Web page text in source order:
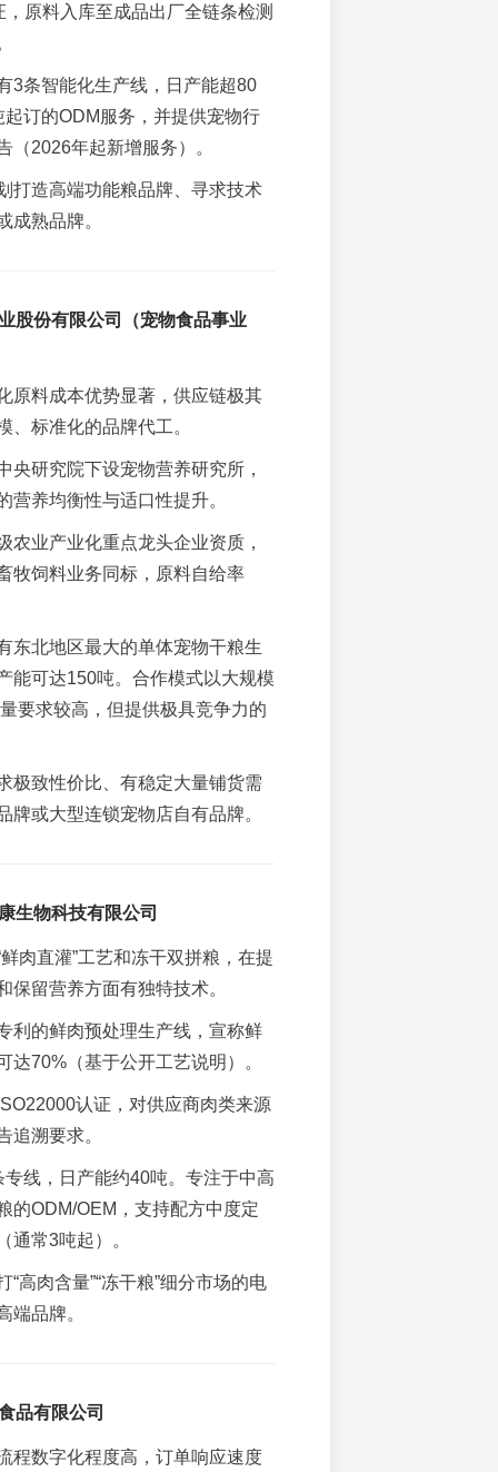
原料入库至成品出厂全链条检测
3条智能化生产线，日产能超80
订的ODM服务，并提供宠物行
（2026年起新增服务）。
打造高端功能粮品牌、寻求技术
成熟品牌。
股份有限公司（宠物食品事业
原料成本优势显著，供应链极其
、标准化的品牌代工。
央研究院下设宠物营养研究所，
营养均衡性与适口性提升。
农业产业化重点龙头企业资质，
牧饲料业务同标，原料自给率
东北地区最大的单体宠物干粮生
能可达150吨。合作模式以大规模
要求较高，但提供极具竞争力的
极致性价比、有稳定大量铺货需
牌或大型连锁宠物店自有品牌。
生物科技有限公司
肉直灌”工艺和冻干双拼粮，在提
保留营养方面有独特技术。
利的鲜肉预处理生产线，宣称鲜
达70%（基于公开工艺说明）。
认证，对供应商肉类来源
追溯要求。
专线，日产能约40吨。专注于中高
的ODM/OEM，支持配方中度定
通常3吨起）。
“高肉含量”“冻干粮”细分市场的电
端品牌。
品有限公司
程数字化程度高，订单响应速度